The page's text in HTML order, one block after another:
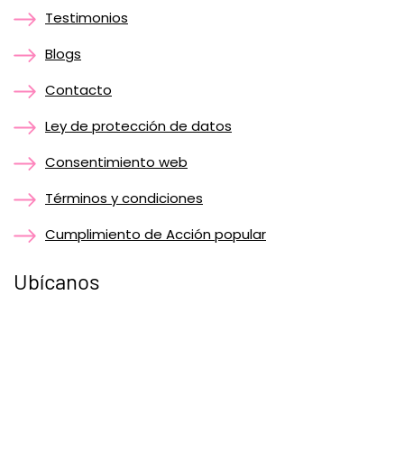
Testimonios
Blogs
Contacto
Ley de protección de datos
Consentimiento web
Términos y condiciones
Cumplimiento de Acción popular
Ubícanos